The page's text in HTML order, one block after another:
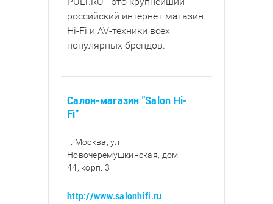
российский интернет магазин
Hi-Fi и AV-техники всех
популярных брендов.
Салон-магазин "Salon Hi-
Fi"
г. Москва, ул.
Новочеремушкинская, дом
44, корп. 3
http://www.salonhifi.ru